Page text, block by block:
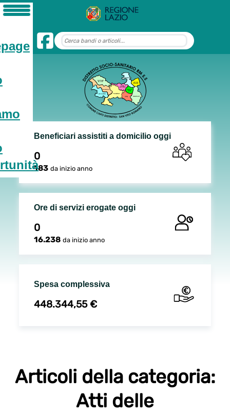
Beneficiari assistiti a domicilio oggi
0
183 da inizio anno
Ore di servizi erogate oggi
0
16.238 da inizio anno
Spesa complessiva
448.344,55 €
Articoli della categoria:
Atti delle